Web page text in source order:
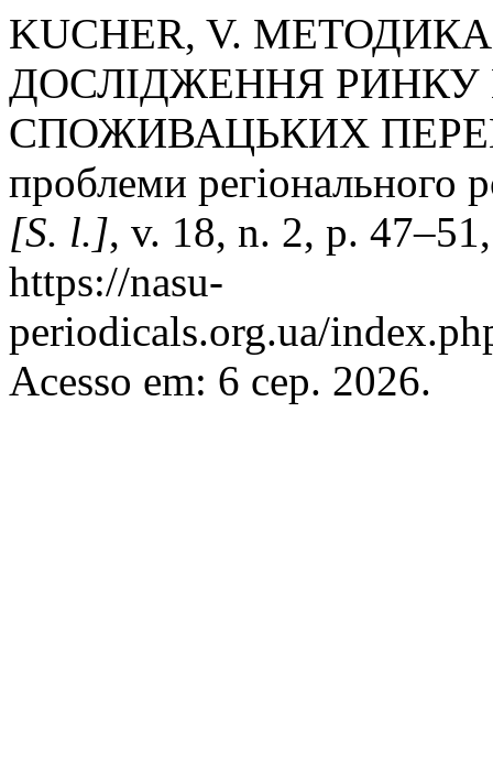
KUCHER, V.
ДОСЛІДЖЕННЯ РИНКУ
СПОЖИВАЦЬКИХ
проблеми регіонального
[S. l.], v. 18, n. 2, p.
https://nasu-
periodicals.org.ua/
Acesso em: 6 сер. 2026.